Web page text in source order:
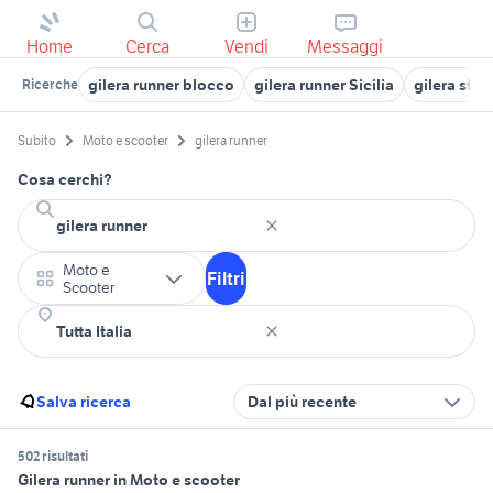
Home Cerca Vendi Messaggi
Ricerche gilera runner blocco gilera runner Sicilia gilera
Subito Moto e scooter gilera runner
Cosa cerchi?
Moto e
Scooter
Filtri
Salva ricerca Dal più recente
502 risultati
Gilera runner in Moto e scooter